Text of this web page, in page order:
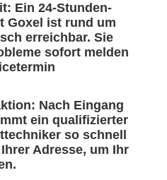
Ein 24-Stunden-
Goxel ist rund um
erreichbar. Sie
sofort melden
Nach Eingang
ein qualifizierter
so schnell
Adresse, um Ihr